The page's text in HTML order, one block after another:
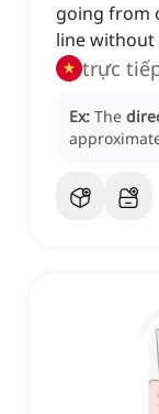
going from
line
trực
Ex: The